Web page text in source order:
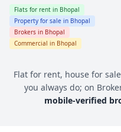
Flats for rent in Bhopal
Property for sale in Bhopal
Brokers in Bhopal
Commercial in Bhopal
Flat for rent, house for
you always do; on
mobile-verified